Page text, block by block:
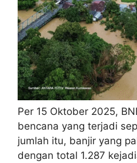
Per 15 Oktober 2025,
bencana yang terjadi
jumlah itu, banjir yang
dengan total 1.287